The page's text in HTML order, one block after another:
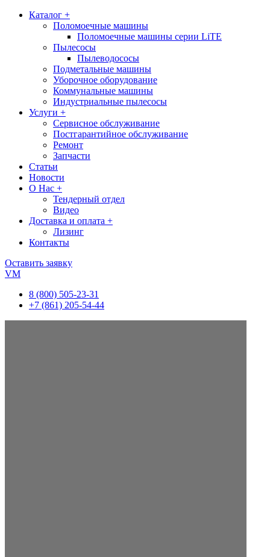
Каталог +
Поломоечные машины
Поломоечные машины серии LiTE
Пылесосы
Пылеводососы
Подметальные машины
Уборочное оборудование
Коммунальные машины
Индустриальные пылесосы
Услуги +
Сервисное обслуживание
Постгарантийное обслуживание
Ремонт
Запчасти
Статьи
Новости
О Нас +
Тендерный отдел
Видео
Доставка и оплата +
Лизинг
Контакты
Оставить заявку
VM
8 (800) 505-23-31
+7 (861) 205-54-44